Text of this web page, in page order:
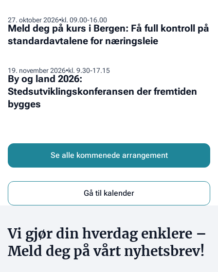
transformasjon
til
og
levende
bykvartal
27. oktober 2026•kl. 09.00-16.00
Meld deg på kurs i Bergen: Få full kontroll på
standardavtalene for næringsleie
Meld
deg
på
i
Bergen:
Få
full
kontroll
for
19. november 2026•kl. 9.30-17.15
By og land 2026:
Stedsutviklingskonferansen der fremtiden
bygges
By
og
land
2026:
bygges
Se alle kommenede arrangement
Gå til kalender
Vi gjør din hverdag enklere –
Meld deg på vårt nyhetsbrev!